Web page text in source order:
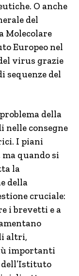
O anche
del
Molecolare
Europeo nel
virus grazie
sequenze del
della
nelle consegne
I piani
quando si
la
della
cruciale:
i brevetti e a
altri,
importanti